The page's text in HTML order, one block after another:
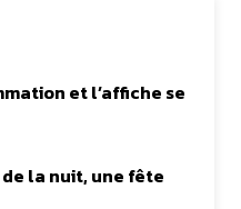
et l’affiche se
la nuit, une fête